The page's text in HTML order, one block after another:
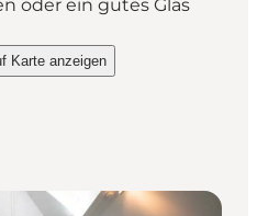
oder ein gutes Glas
Gamle Posthus"
Karte anzeigen
Det Gamle Posthus on_map